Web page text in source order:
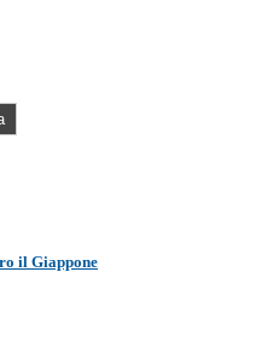
il Giappone